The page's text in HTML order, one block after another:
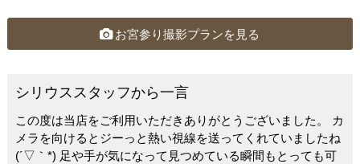
c
o
o
k
e
tt
erお宮参り撮影プランを見る
シリウススタッフから一言
この度は当店をご利用いただきありがとうございました。 カ
メラを向けるとジーっと熱い視線を送ってくれていましたね
(´▽｀*) 足や手が気になって見つめている瞬間もとっても可